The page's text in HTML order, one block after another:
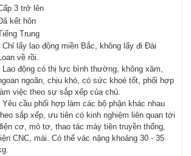
3 trở lên
kết hôn
Trung
Chỉ lấy lao động miền Bắc, không lấy đi Đài
về rồi.
Lao động có thị lực bình thường, không xăm,
ngoãn, chịu khó, có sức khoẻ tốt, phối hợp
làm việc theo sự sắp xếp của chủ.
Yêu cầu phối hợp làm các bộ phận khác nhau
sắp xếp, ưu tiên có kinh nghiệm liên quan tới
cơ, mô tơ, thao tác máy tiện truyền thống,
CNC, mài. Có thể vác nặng khoảng 30 - 35